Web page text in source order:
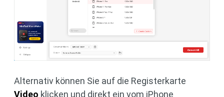
Alternativ können Sie auf die Registerkarte
Video klicken und direkt ein vom iPhone